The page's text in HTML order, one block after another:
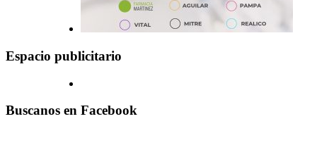
Espacio publicitario
Buscanos en Facebook